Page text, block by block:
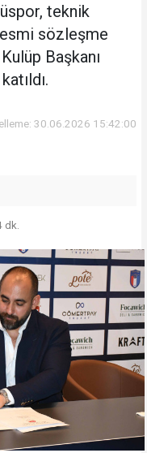
teknik
sözleşme
Başkanı
30.06.2026 15:42:00
dk.